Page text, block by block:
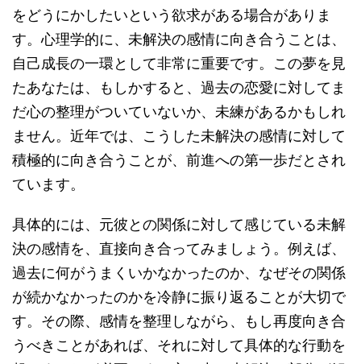
をどうにかしたいという欲求がある場合がありま
す。心理学的に、未解決の感情に向き合うことは、
自己成長の一環として非常に重要です。この夢を見
たあなたは、もしかすると、過去の恋愛に対してま
だ心の整理がついていないか、未練があるかもしれ
ません。近年では、こうした未解決の感情に対して
積極的に向き合うことが、前進への第一歩だとされ
ています。
具体的には、元彼との関係に対して感じている未解
決の感情を、直接向き合ってみましょう。例えば、
過去に何がうまくいかなかったのか、なぜその関係
が続かなかったのかを冷静に振り返ることが大切で
す。その際、感情を整理しながら、もし再度向き合
うべきことがあれば、それに対して具体的な行動を